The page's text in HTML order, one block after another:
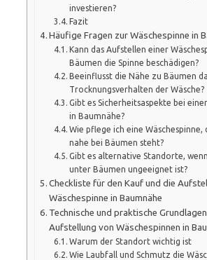
investieren?
Fazit
Häufige Fragen zur Wäschespinne in
Kann das Aufstellen einer
Bäumen die Spinne beschädigen?
Beeinflusst die Nähe zu Bäumen
Trocknungsverhalten der Wäsche?
Gibt es Sicherheitsaspekte bei
in Baumnähe?
Wie pflege ich eine
nahe bei Bäumen steht?
Gibt es alternative Standorte,
unter Bäumen ungeeignet ist?
Checkliste für den Kauf und die
Wäschespinne in Baumnähe
Technische und praktische
Aufstellung von Wäschespinnen in
Warum der Standort wichtig ist
Wie Laubfall und Schmutz die